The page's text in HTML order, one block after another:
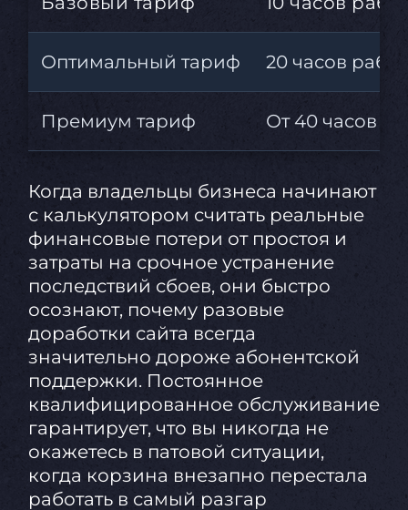
Оптимальный тариф 20 часов
Премиум тариф От 40 часов
Когда владельцы бизнеса начинают
с калькулятором считать реальные
финансовые потери от простоя и
затраты на срочное устранение
последствий сбоев, они быстро
осознают, почему разовые
доработки сайта всегда
значительно дороже абонентской
поддержки. Постоянное
квалифицированное обслуживание
гарантирует, что вы никогда не
окажетесь в патовой ситуации,
когда корзина внезапно перестала
работать в самый разгар